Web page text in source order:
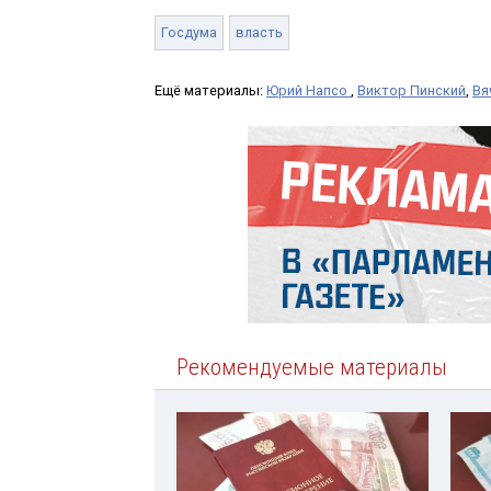
Госдума власть
Ещё материалы: Юрий Напсо Виктор Пинский
Рекомендуемые материалы